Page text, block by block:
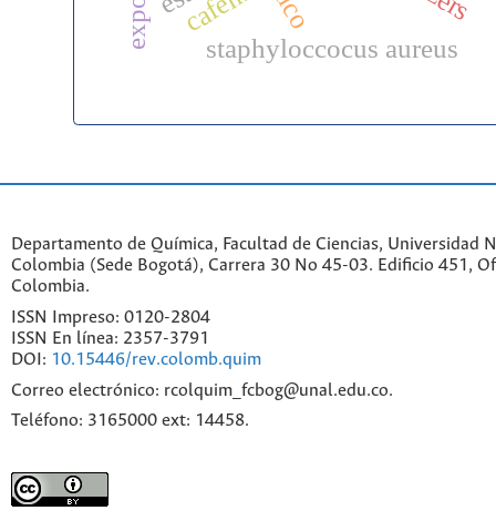
staphyloccocus aureus
Departamento de Química, Facultad de Ciencias, Universidad
Colombia (Sede Bogotá), Carrera 30 No 45-03. Edificio 451,
Colombia.
ISSN Impreso: 0120-2804
ISSN En línea: 2357-3791
DOI: 10.15446/rev.colomb.quim
Correo electrónico: rcolquim_fcbog@unal.edu.co.
Teléfono: 3165000 ext: 14458.